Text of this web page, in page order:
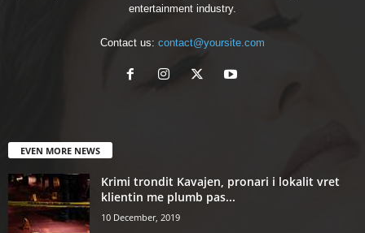
entertainment industry.
Contact us: contact@yoursite.com
EVEN MORE NEWS
Krimi trondit Kavajen, pronari i lokalit vret
klientin me plumb pas...
10 December, 2019